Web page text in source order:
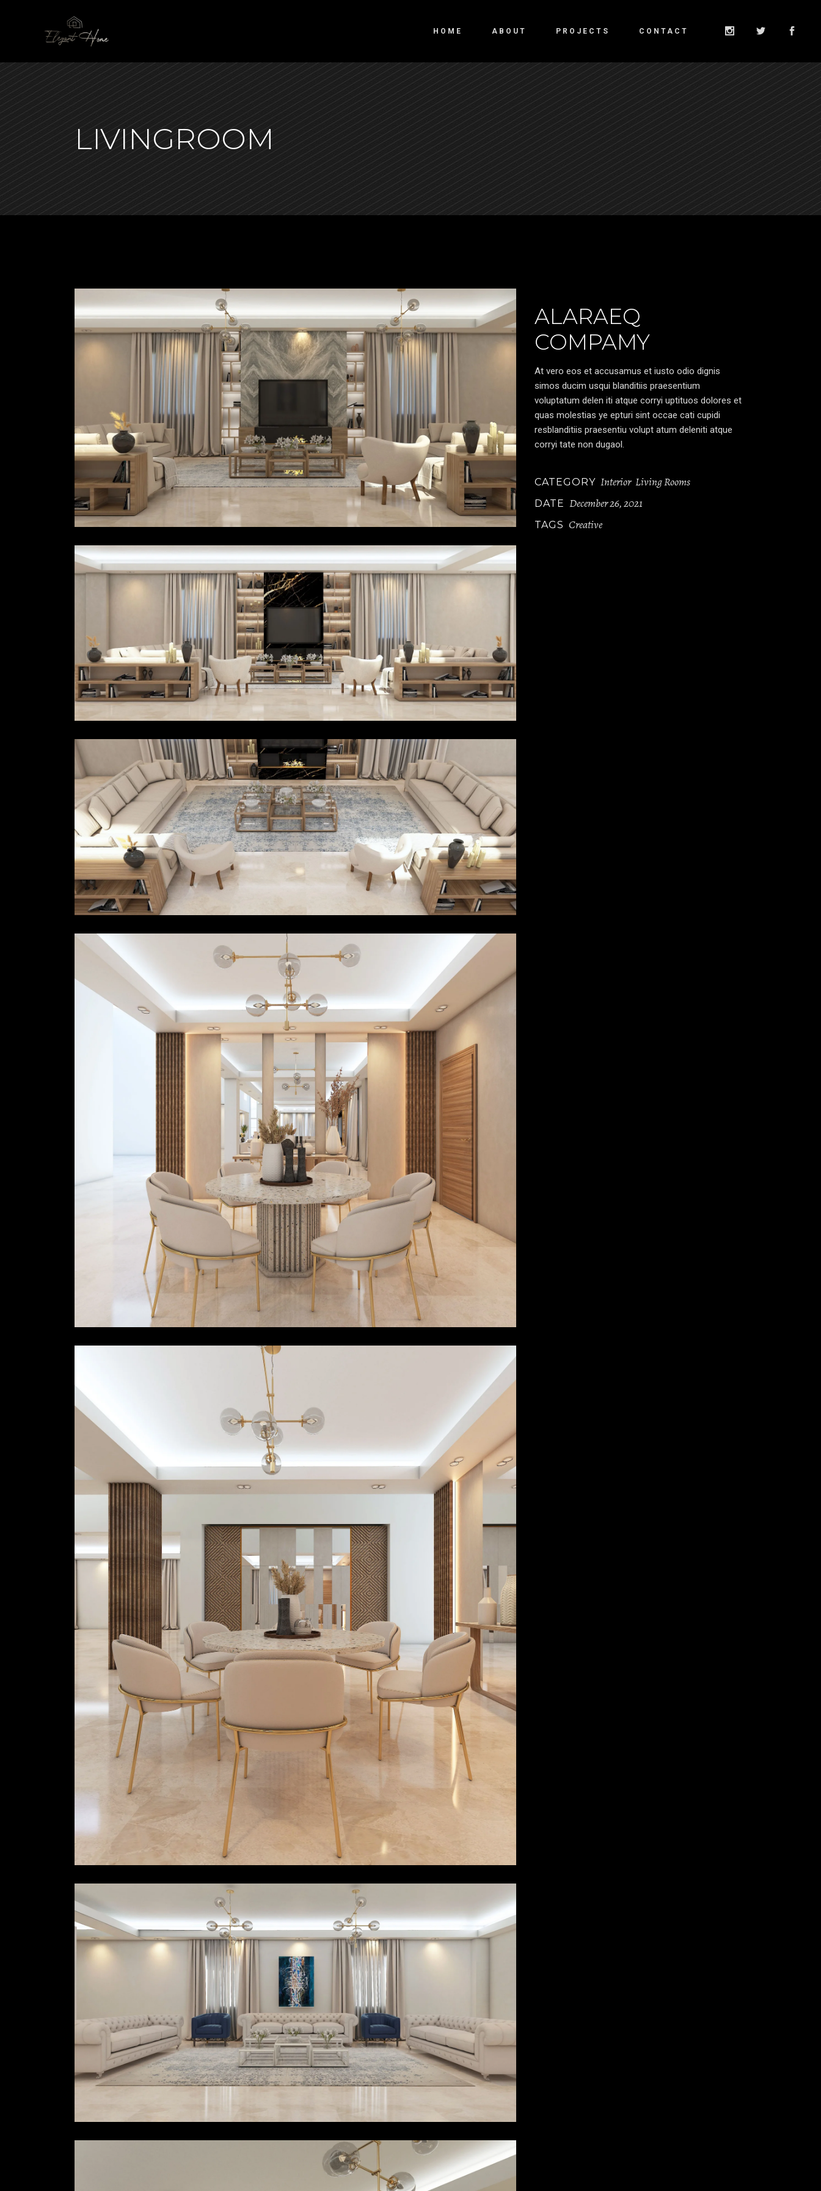
HOME ABOUT PROJECTS CONTACT
LIVINGROOM
ALARAEQ
COMPAMY
At vero eos et accusamus et iusto odio dignis
simos ducim usqui blanditiis praesentium
voluptatum delen iti atque corryi uptituos dolores et
quas molestias ye epturi sint occae cati cupidi
resblanditiis praesentiu volupt atum deleniti atque
corryi tate non dugaol.
CATEGORY Interior Living Rooms
DATE December 26, 2021
TAGS Creative